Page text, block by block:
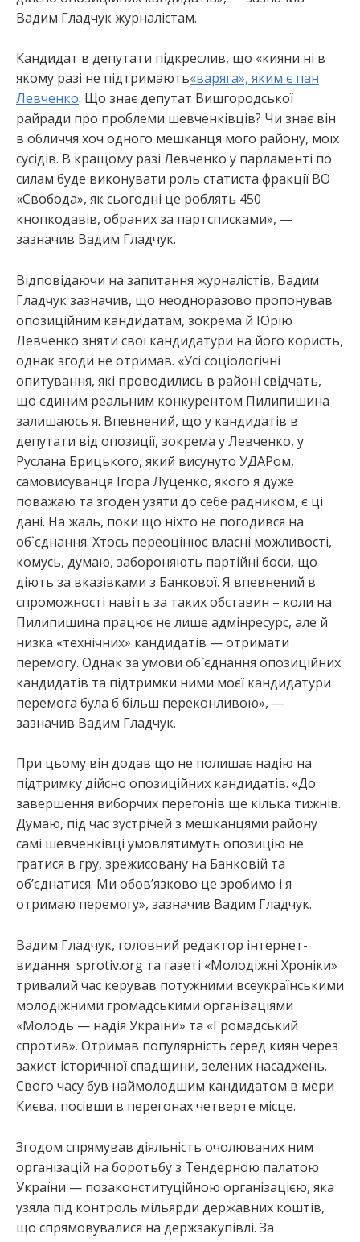
Вадим Гладчук журналістам.
Кандидат в депутати підкреслив, що «кияни ні в
якому разі не підтримають«варяга», яким є пан
Левченко. Що знає депутат Вишгородської
райради про проблеми шевченківців? Чи знає він
в обличчя хоч одного мешканця мого району, моїх
сусідів. В кращому разі Левченко у парламенті по
силам буде виконувати роль статиста фракції ВО
«Свобода», як сьогодні це роблять 450
кнопкодавів, обраних за партсписками», —
зазначив Вадим Гладчук.
Відповідаючи на запитання журналістів, Вадим
Гладчук зазначив, що неодноразово пропонував
опозиційним кандидатам, зокрема й Юрію
Левченко зняти свої кандидатури на його користь,
однак згоди не отримав. «Усі соціологічні
опитування, які проводились в районі свідчать,
що єдиним реальним конкурентом Пилипишина
залишаюсь я. Впевнений, що у кандидатів в
депутати від опозиції, зокрема у Левченко, у
Руслана Брицького, який висунуто УДАРом,
самовисуванця Ігора Луценко, якого я дуже
поважаю та згоден узяти до себе радником, є ці
дані. На жаль, поки що ніхто не погодився на
об`єднання. Хтось переоцінює власні можливості,
комусь, думаю, забороняють партійні боси, що
діють за вказівками з Банкової. Я впевнений в
спроможності навіть за таких обставин – коли на
Пилипишина працює не лише адмінресурс, але й
низка «технічних» кандидатів — отримати
перемогу. Однак за умови об`єднання опозиційних
кандидатів та підтримки ними моєї кандидатури
перемога була б більш переконливою», —
зазначив Вадим Гладчук.
При цьому він додав що не полишає надію на
підтримку дійсно опозиційних кандидатів. «До
завершення виборчих перегонів ще кілька тижнів.
Думаю, під час зустрічей з мешканцями району
самі шевченківці умовлятимуть опозицію не
гратися в гру, зрежисовану на Банковій та
об’єднатися. Ми обов’язково це зробимо і я
отримаю перемогу», зазначив Вадим Гладчук.
Вадим Гладчук, головний редактор інтернет-
видання sprotiv.org та газеті «Молодіжні Хроніки»
тривалий час керував потужними всеукраїнськими
молодіжними громадськими організаціями
«Молодь — надія України» та «Громадський
спротив». Отримав популярність серед киян через
захист історичної спадщини, зелених насаджень.
Свого часу був наймолодшим кандидатом в мери
Києва, посівши в перегонах четверте місце.
Згодом спрямував діяльність очолюваних ним
організацій на боротьбу з Тендерною палатою
України — позаконституційною організацією, яка
узяла під контроль мільярди державних коштів,
що спрямовувалися на держзакупівлі. За